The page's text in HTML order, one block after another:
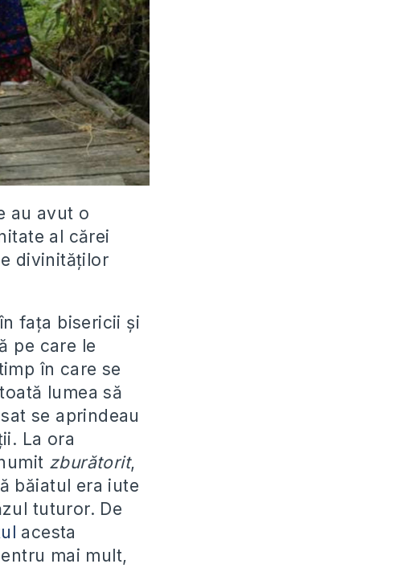
au avut o
al cărei
divinităților
fața bisericii și
pe care le
în care se
lumea să
se aprindeau
La ora
zburătorit,
băiatul era iute
tuturor. De
acesta
mai mult,